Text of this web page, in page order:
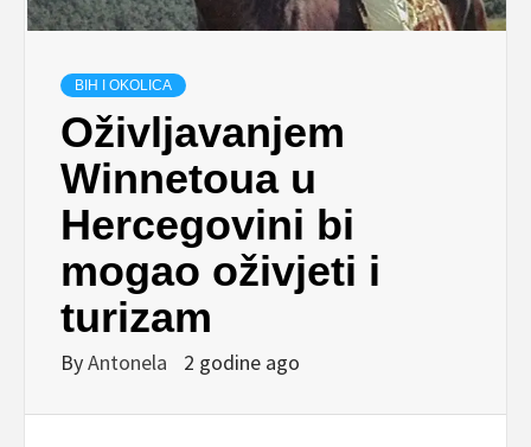
BIH I OKOLICA
Oživljavanjem
Winnetoua u
Hercegovini bi
mogao oživjeti i
turizam
ByAntonela 2 godine ago